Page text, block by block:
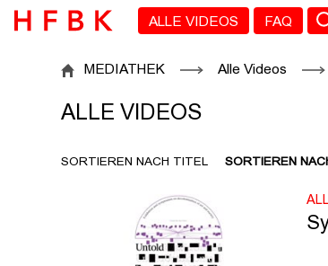
Zu den Filtern
Zur Metanavigation
Zur Hauptnavigation
Zur Suche
Zum Inhalt
Zum Seitenfuss ALLE VIDEOS FAQ
ALLE VIDEOS
MEDIATHEK Alle Videos
ALLE VIDEOS
SORTIEREN NACH TITEL SORTIEREN